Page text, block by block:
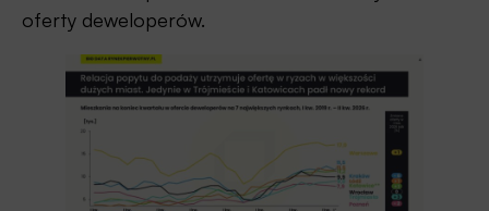
oferty deweloperów.